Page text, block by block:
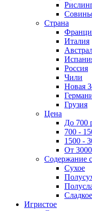
Страна
Италия
Россия
Чили
Новая
Грузия
Цена
До 700
700 -
1500 -
От
Содержание
Сухое
Сладкое
Игристое